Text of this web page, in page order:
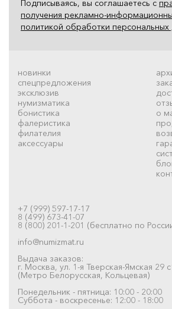
Подписываясь, вы соглашаетесь с
получения рекламно-
политикой обработки персональных
новинки
спецпредложения
эксклюзив
нумизматика
бонистика
фалеристика
филателия
аксессуары
о
+7 (999) 597-17-17
8 (499) 673-41-07
8 (800) 201-1-201 (бесплатно по
info@numizmat.ru
Выдача заказов:
г. Москва, ул. 1-я Тверская-Ямская 29
(Метро Белорусская, Кольцевая)
Понедельник - пятница: 10:00 - 20:00
Суббота - воскресенье: 12:00 - 18:00